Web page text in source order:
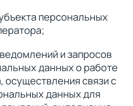
персональных
и запросов
данных о работе
осуществления связи с
данных для